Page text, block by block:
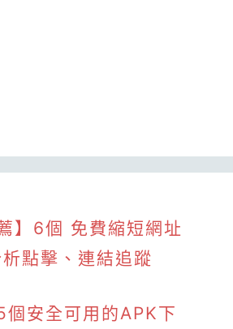
】6個 免費縮短網址
點擊、連結追蹤
個安全可用的APK下